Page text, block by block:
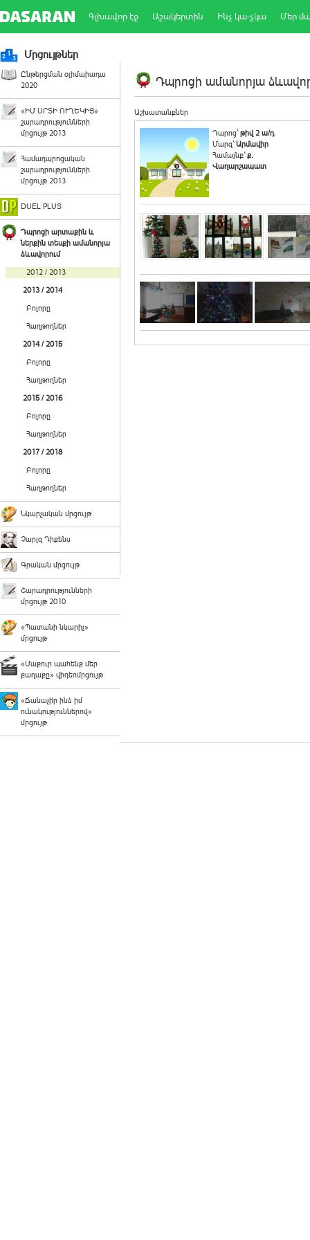
Գլխավոր էջ Աշակերտին Ինչ կա-չկա Մեր
Մրցույթներ
Ընթերցման օլիմպիադա
2020
«ԻՄ ՍՐՏԻ ՈՒՂԵԿԻՑ»
շարադրությունների
մրցույթ 2013
Համադպրոցական
շարադրությունների
մրցույթ 2013
DUEL PLUS
Դպրոցի արտաքին և
ներքին տեսքի ամանորյա
ձևավորում
2012 / 2013
2013 / 2014
Բոլորը
Հաղթողներ
2014 / 2015
Բոլորը
Հաղթողներ
2015 / 2016
Բոլորը
Հաղթողներ
2017 / 2018
Բոլորը
Հաղթողներ
Նկարչական մրցույթ
Չարլզ Դիքենս
Գրական մրցույթ
Շարադրությունների
մրցույթ 2010
«Պատանի նկարիչ»
մրցույթ
«Մաքուր պահենք մեր
քաղաքը» վիդեոմրցույթ
«Ճանաչի՛ր ինձ իմ
ունակություններով»
մրցույթ
Դպրոցի ամանորյա
Աշխատանքներ
Դպրոց`թիվ 2 ա/դ
Մարզ`Արմավիր
Համայնք`ք.
Վաղարշապատ